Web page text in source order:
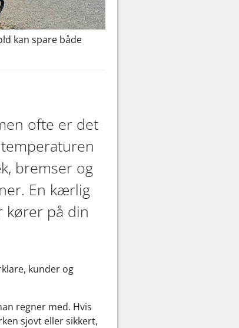
kan spare både
ofte er det
bremser og
En kærlig
kører på din
kunder og
regner med. Hvis
sjovt eller sikkert,